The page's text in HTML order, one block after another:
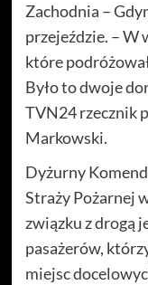
Zachodnia –
przejeździe. – W
które
Było to dwoje
TVN24 rzecznik
Markowski.
Dyżurny
Straży Pożarnej
związku z drogą
pasażerów,
miejsc